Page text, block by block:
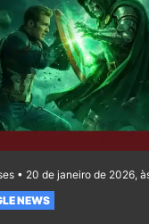
• 20 de janeiro de 2026,
NEWS